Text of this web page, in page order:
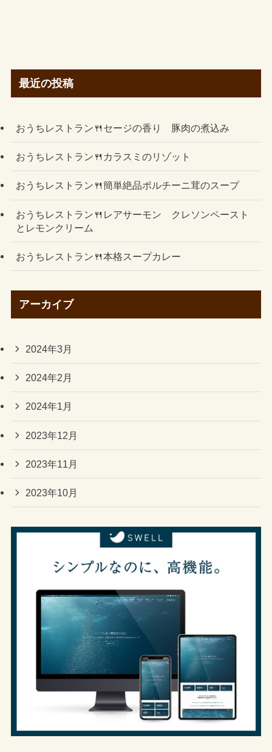
最近の投稿
おうちレストラン🍴セージの香り 豚肉の煮込み
おうちレストラン🍴カラスミのリゾット
おうちレストラン🍴簡単絶品ポルチーニ茸のスープ
おうちレストラン🍴レアサーモン クレソンペースト
とレモンクリーム
おうちレストラン🍴本格スープカレー
アーカイブ
2024年3月
2024年2月
2024年1月
2023年12月
2023年11月
2023年10月